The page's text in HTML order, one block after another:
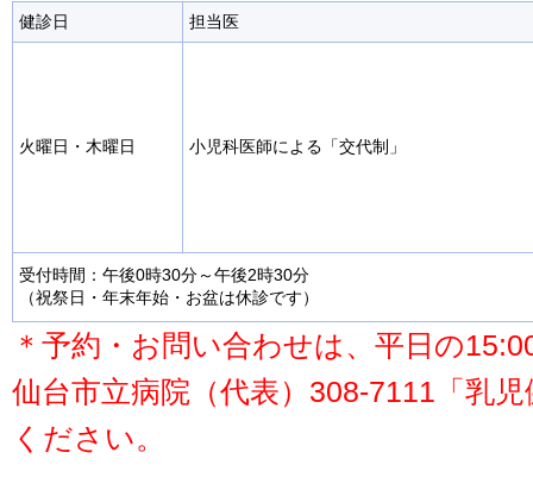
健診日 担当医
火曜日・木曜日 小児科医師による「交代制」
受付時間：午後0時30分～午後2時30分
（祝祭日・年末年始・お盆は休診です）
＊予約・お問い合わせは、平日の
仙台市立病院（代表）308-7111「乳
ください。